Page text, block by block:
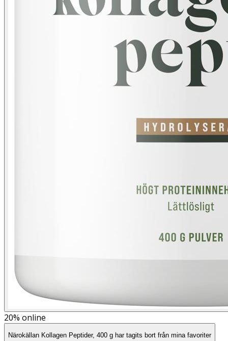
20% online
Närokällan Kollagen Peptider, 400 g har tagits bort från mina favoriter